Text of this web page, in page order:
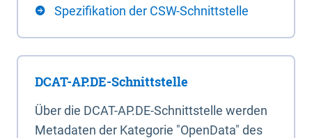
Spezifikation der CSW-Schnittstelle
DCAT-AP.DE-Schnittstelle
Über die DCAT-AP.DE-Schnittstelle werden
Metadaten der Kategorie "OpenData" des